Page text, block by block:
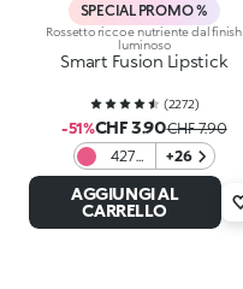
SPECIAL PROMO %
Rossetto ricco e nutriente dal finish
luminoso
Smart Fusion Lipstick
(2272)
-51%CHF 3.90CHF 7.90
427
Rosa
Vivace
+26
AGGIUNGI AL
CARRELLO